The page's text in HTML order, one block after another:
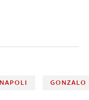
NAPOLI GONZALO